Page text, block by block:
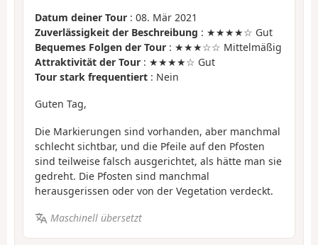
Datum deiner Tour : 08. Mär 2021
Zuverlässigkeit der Beschreibung : ★★★★☆ Gut
Bequemes Folgen der Tour : ★★★☆☆ Mittelmäßig
Attraktivität der Tour : ★★★★☆ Gut
Tour stark frequentiert : Nein
Guten Tag,
Die Markierungen sind vorhanden, aber manchmal
schlecht sichtbar, und die Pfeile auf den Pfosten
sind teilweise falsch ausgerichtet, als hätte man sie
gedreht. Die Pfosten sind manchmal
herausgerissen oder von der Vegetation verdeckt.
Maschinell übersetzt